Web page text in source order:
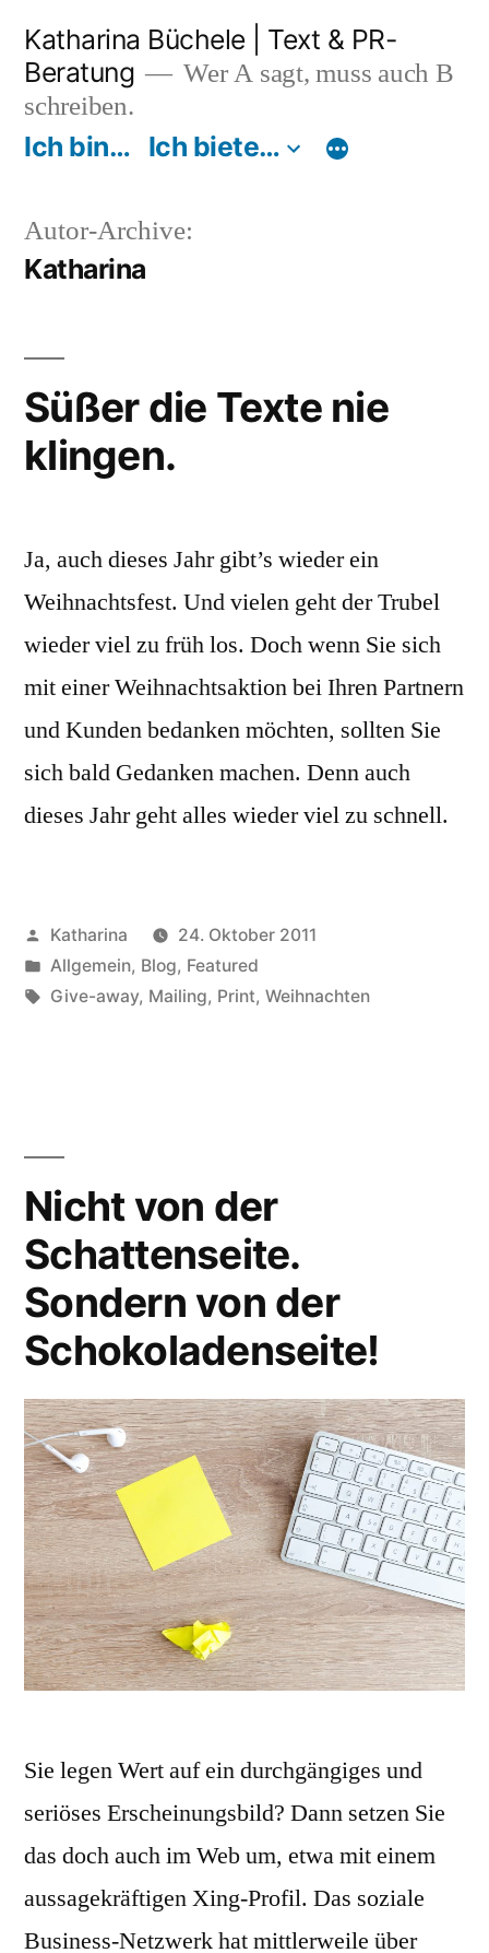
Inhalt
springen
Katharina Büchele | Text & PR-
Beratung
Wer A sagt, muss auch B
schreiben.
Ich bin… Ich biete…
Autor-Archive:
Katharina
Süßer die Texte nie
klingen.
Ja, auch dieses Jahr gibt’s wieder ein
Weihnachtsfest. Und vielen geht der Trubel
wieder viel zu früh los. Doch wenn Sie sich
mit einer Weihnachtsaktion bei Ihren Partnern
und Kunden bedanken möchten, sollten Sie
sich bald Gedanken machen. Denn auch
dieses Jahr geht alles wieder viel zu schnell.
Veröffentlicht
von
Katharina
24. Oktober 2011
Veröffentlicht
in
Allgemein, Blog, Featured
Schlagwörter:
Give-away, Mailing, Print, Weihnachten
Nicht von der
Schattenseite.
Sondern von der
Schokoladenseite!
Sie legen Wert auf ein durchgängiges und
seriöses Erscheinungsbild? Dann setzen Sie
das doch auch im Web um, etwa mit einem
aussagekräftigen Xing-Profil. Das soziale
Business-Netzwerk hat mittlerweile über